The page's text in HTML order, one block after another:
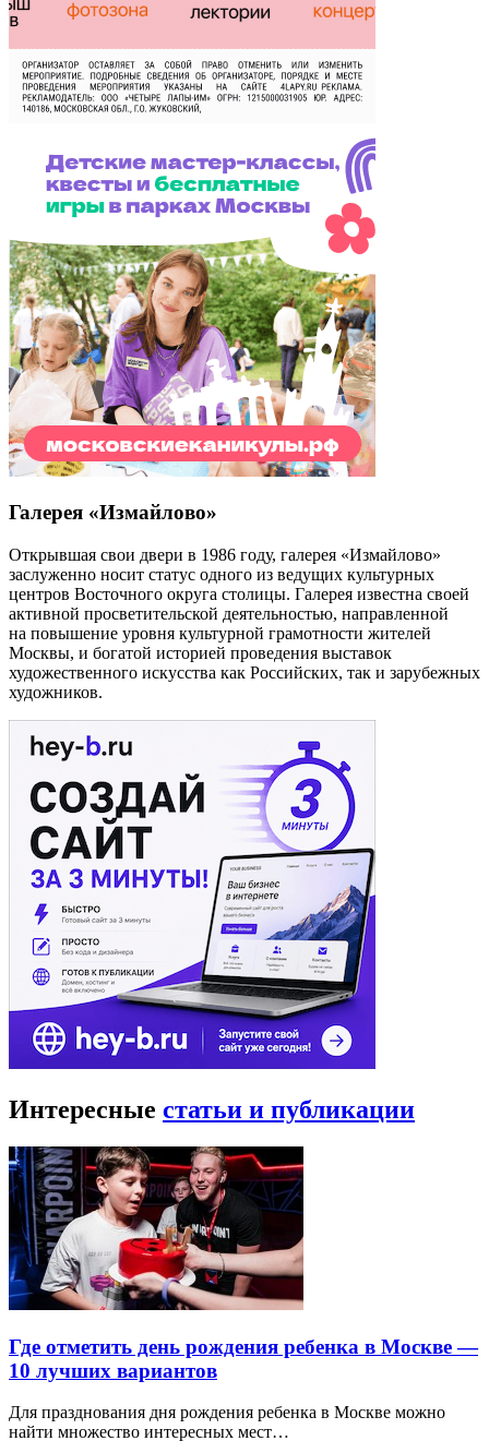
Галерея «Измайлово»
Открывшая свои двери в 1986 году, галерея «Измайлово»
заслуженно носит статус одного из ведущих культурных
центров Восточного округа столицы. Галерея известна своей
активной просветительской деятельностью, направленной
на повышение уровня культурной грамотности жителей
Москвы, и богатой историей проведения выставок
художественного искусства как Российских, так и зарубежных
художников.
Интересные статьи и публикации
Где отметить день рождения ребенка в Москве —
10 лучших вариантов
Для празднования дня рождения ребенка в Москве можно
найти множество интересных мест…